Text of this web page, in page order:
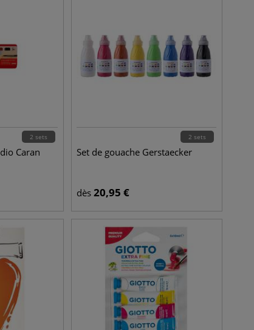
2 sets
Caran
2 sets
Set de gouache Gerstaecker
dès 20,95 €